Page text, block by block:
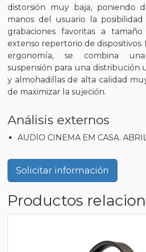
distorsión muy baja, poniendo
manos del usuario la
grabaciones favoritas a
extenso repertorio de dispositivos.
ergonomía, se combina
suspensión para una distribución
y almohadillas de alta calidad
de maximizar la sujeción.
Análisis externos
AUDIO CINEMA EM CASA.
Solicitar información
Productos